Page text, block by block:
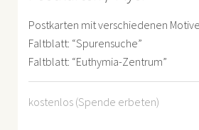
Postkarten mit verschiedenen
Faltblatt: “Spurensuche”
Faltblatt: “Euthymia-Zentrum”
kostenlos (Spende erbeten)